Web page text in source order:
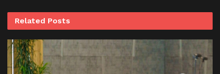
Related Posts